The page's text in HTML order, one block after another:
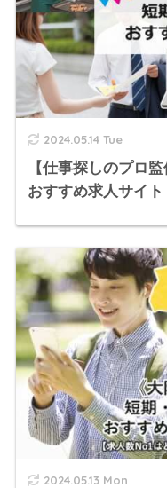
2024.05.14 Tue
【仕事探しのプロ
おすすめ求人サイト
2024.05.13 Mon